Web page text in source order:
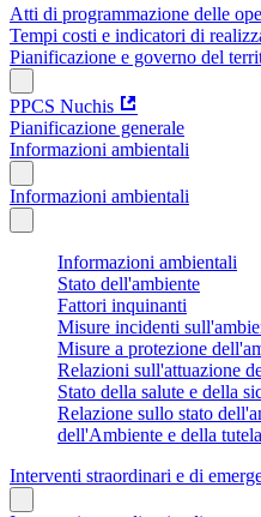
Atti di programmazione delle
Tempi costi e indicatori di
Pianificazione e governo del
PPCS Nuchis
Pianificazione generale
Informazioni ambientali
Informazioni ambientali
Informazioni ambientali
Stato dell'ambiente
Fattori inquinanti
Misure incidenti
Misure a protezione
Relazioni sull'attuazione
Stato della salute e della
Relazione sullo stato
dell'Ambiente e della
Interventi straordinari e di